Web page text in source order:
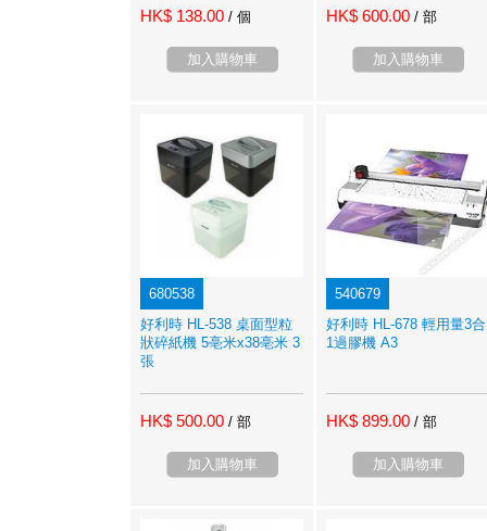
HK$ 138.00 / 個
加入購物車
HK$ 600.00 / 部
加入購物車
680538
好利時 HL-538 桌面型粒
狀碎紙機 5亳米x38亳米 3
張
HK$ 500.00 / 部
加入購物車
540679
好利時 HL-678 輕用量3合
1過膠機 A3
HK$ 899.00 / 部
加入購物車